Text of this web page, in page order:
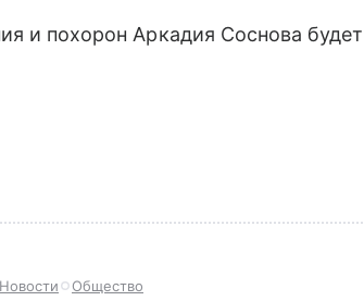
и похорон Аркадия Соснова
Общество